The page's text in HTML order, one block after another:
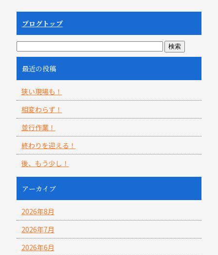
ブログトップ
最近の投稿
狭い現場も！
相変わらず！
並行作業！
終わりを迎える！
後、もう少し！
アーカイブ
2026年8月
2026年7月
2026年6月